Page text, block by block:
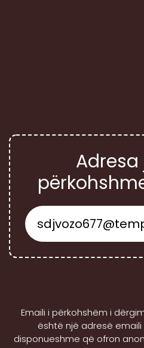
Emaili i përkohshëm i
është një adresë
disponueshme që ofron